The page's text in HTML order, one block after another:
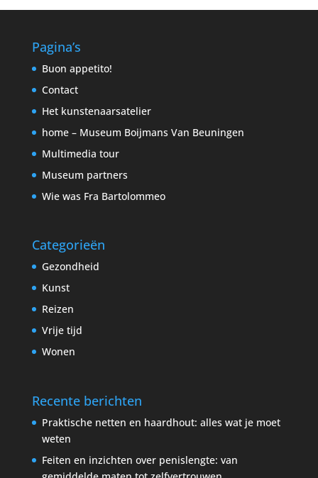
Pagina’s
Buon appetito!
Contact
Het kunstenaarsatelier
home – Museum Boijmans Van Beuningen
Multimedia tour
Museum partners
Wie was Fra Bartolommeo
Categorieën
Gezondheid
Kunst
Reizen
Vrije tijd
Wonen
Recente berichten
Praktische netten en haardhout: alles wat je moet
weten
Feiten en inzichten over penislengte: van